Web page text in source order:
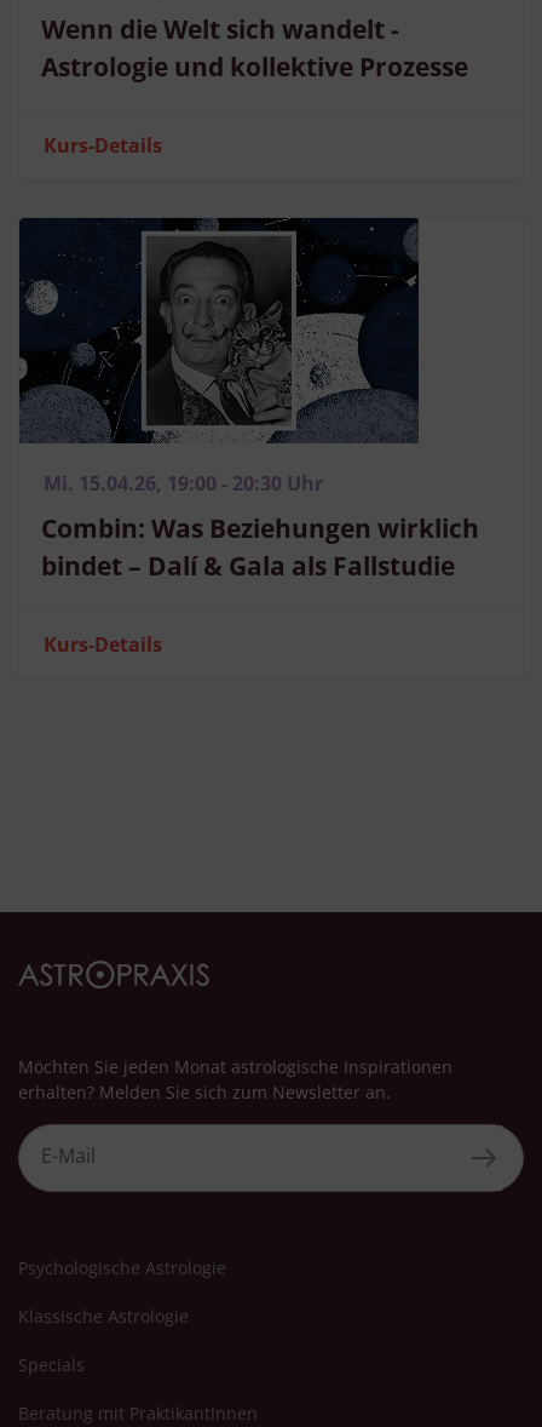
Wenn die Welt sich wandelt -
Astrologie und kollektive Prozesse
Kurs-Details
Mi. 15.04.26, 19:00 - 20:30 Uhr
Combin: Was Beziehungen wirklich
bindet – Dalí & Gala als Fallstudie
Kurs-Details
Möchten Sie jeden Monat astrologische Inspirationen
erhalten? Melden Sie sich zum Newsletter an.
Psychologische Astrologie
Klassische Astrologie
Specials
Beratung mit PraktikantInnen